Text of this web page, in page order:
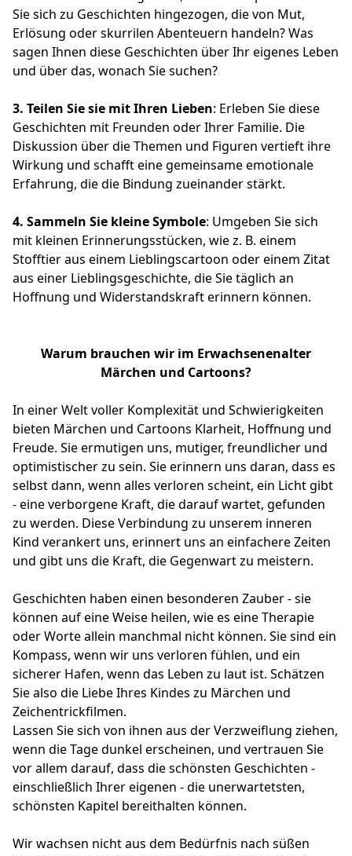
Sie sich zu Geschichten hingezogen, die von Mut,
Erlösung oder skurrilen Abenteuern handeln? Was
sagen Ihnen diese Geschichten über Ihr eigenes Leben
und über das, wonach Sie suchen?
3. Teilen Sie sie mit Ihren Lieben: Erleben Sie diese
Geschichten mit Freunden oder Ihrer Familie. Die
Diskussion über die Themen und Figuren vertieft ihre
Wirkung und schafft eine gemeinsame emotionale
Erfahrung, die die Bindung zueinander stärkt.
4. Sammeln Sie kleine Symbole: Umgeben Sie sich
mit kleinen Erinnerungsstücken, wie z. B. einem
Stofftier aus einem Lieblingscartoon oder einem Zitat
aus einer Lieblingsgeschichte, die Sie täglich an
Hoffnung und Widerstandskraft erinnern können.
Warum brauchen wir im Erwachsenenalter
Märchen und Cartoons?
In einer Welt voller Komplexität und Schwierigkeiten
bieten Märchen und Cartoons Klarheit, Hoffnung und
Freude. Sie ermutigen uns, mutiger, freundlicher und
optimistischer zu sein. Sie erinnern uns daran, dass es
selbst dann, wenn alles verloren scheint, ein Licht gibt
- eine verborgene Kraft, die darauf wartet, gefunden
zu werden. Diese Verbindung zu unserem inneren
Kind verankert uns, erinnert uns an einfachere Zeiten
und gibt uns die Kraft, die Gegenwart zu meistern.
Geschichten haben einen besonderen Zauber - sie
können auf eine Weise heilen, wie es eine Therapie
oder Worte allein manchmal nicht können. Sie sind ein
Kompass, wenn wir uns verloren fühlen, und ein
sicherer Hafen, wenn das Leben zu laut ist. Schätzen
Sie also die Liebe Ihres Kindes zu Märchen und
Zeichentrickfilmen.
Lassen Sie sich von ihnen aus der Verzweiflung ziehen,
wenn die Tage dunkel erscheinen, und vertrauen Sie
vor allem darauf, dass die schönsten Geschichten -
einschließlich Ihrer eigenen - die unerwartetsten,
schönsten Kapitel bereithalten können.
Wir wachsen nicht aus dem Bedürfnis nach süßen